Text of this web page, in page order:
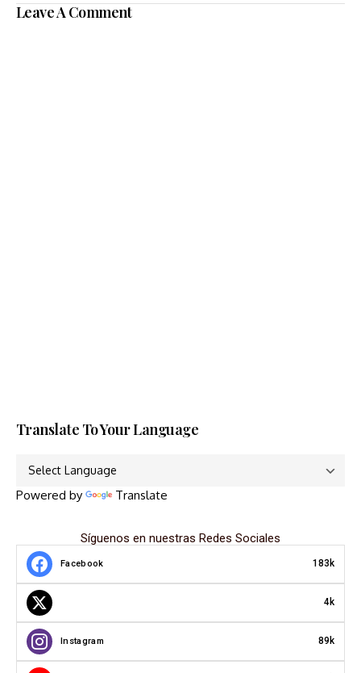
Leave A Comment
Translate To Your Language
Powered by Translate
Síguenos en nuestras Redes Sociales
Facebook 183k
4k
Instagram 89k